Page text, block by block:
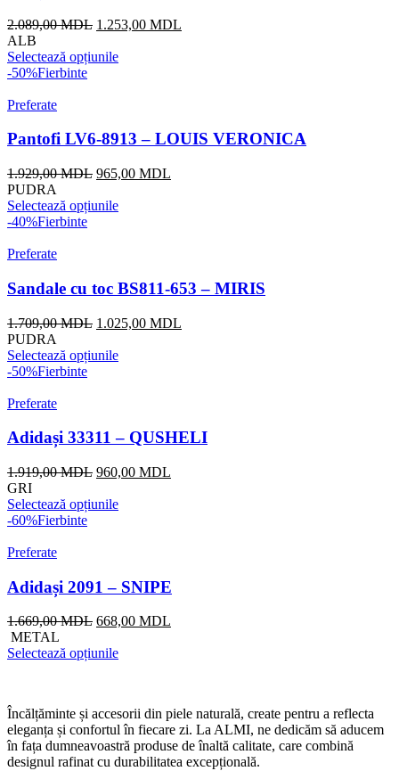
2.089,00MDL Prețul
a
1.253,00 MDL
ALB
Selectează opțiunile
-50%Fierbinte
Preferate
Pantofi LV6-8913 – LOUIS VERONICA
1.929,00MDL Prețul
a
965,00 MDL
PUDRA
Selectează opțiunile
-40%Fierbinte
Preferate
Sandale cu toc BS811-653 – MIRIS
1.709,00MDL Prețul
a
1.025,00 MDL
PUDRA
Selectează opțiunile
-50%Fierbinte
Preferate
Adidași 33311 – QUSHELI
1.919,00MDL Prețul
a
960,00 MDL
GRI
Selectează opțiunile
-60%Fierbinte
Preferate
Adidași 2091 – SNIPE
1.669,00MDL Prețul
a
668,00 MDL
METAL
Selectează opțiunile
Încălțăminte și accesorii din piele naturală, create pentru a reflecta
eleganța și confortul în fiecare zi. La ALMI, ne dedicăm să aducem
în fața dumneavoastră produse de înaltă calitate, care combină
designul rafinat cu durabilitatea excepțională.